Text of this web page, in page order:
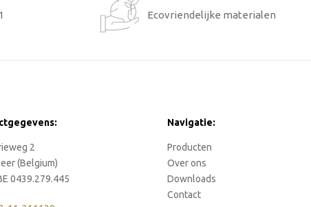
Ecovriendelijke materialen
2
(Belgium)
0439.279.445
Navigatie:
Producten
Over ons
Downloads
Contact